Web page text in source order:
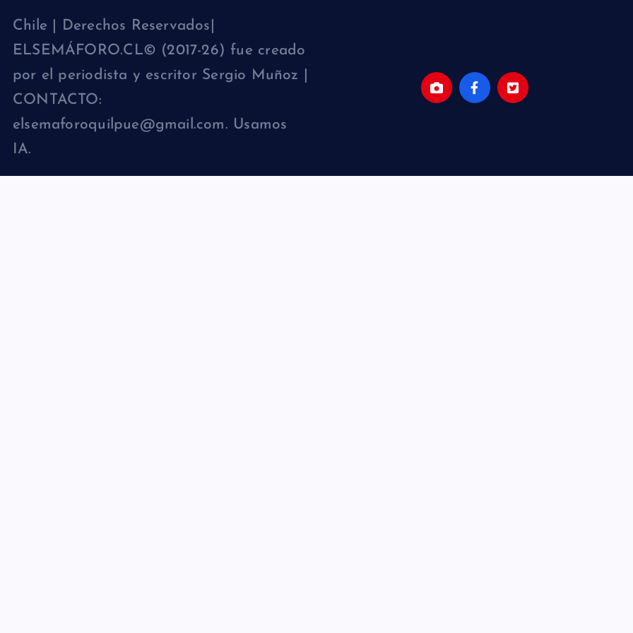
Chile | Derechos Reservados|
ELSEMÁFORO.CL© (2017-26) fue creado
por el periodista y escritor Sergio Muñoz |
CONTACTO:
elsemaforoquilpue@gmail.com. Usamos
IA.